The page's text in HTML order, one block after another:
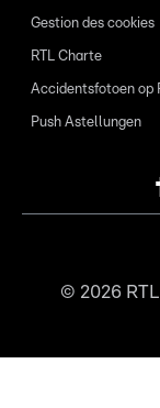
Gestion des cookies
RTL Charte
Accidentsfotoen op
Push Astellungen
© 2026RTL